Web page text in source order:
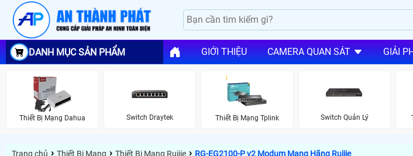
DANH MỤC SẢN PHẨM GIỚI THIỆU CAMERA QUAN SÁT GIẢI
Thiết Bị Mạng Dahua Switch Draytek Thiết Bị Mạng Tplink Switch Quản Lý
Trang chủ › Thiết Bị Mạng › Thiết Bị Mạng Ruijie › RG-EG2100-P v2 Modum Mạng Hãng Ruijie